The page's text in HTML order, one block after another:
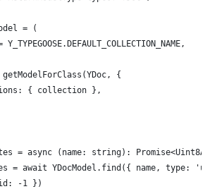
= (
Y_TYPEGOOSE.DEFAULT_COLLECTION_NAME,
getModelForClass(YDoc, {
{ collection },
= async (name: string):
= await YDocModel.find({ name, type:
-1 })